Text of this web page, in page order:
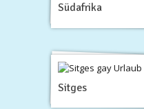
Südafrika
Sitges